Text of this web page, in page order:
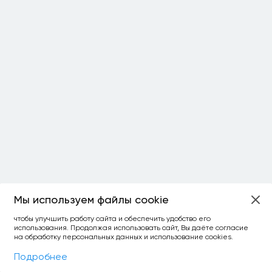
Фильтры
Мы используем файлы cookie
чтобы улучшить работу сайта и обеспечить удобство его
использования. Продолжая использовать сайт, Вы даёте согласие
на обработку персональных данных и использование cookies.
Подробнее
ОСТАЛОСЬ:
уточнить фильтр сравнить топ-3
спросить ИИ